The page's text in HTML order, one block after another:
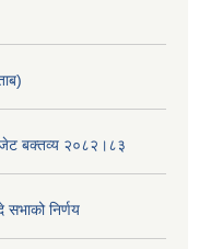
बक्तव्य २०८२।८३
निर्णय